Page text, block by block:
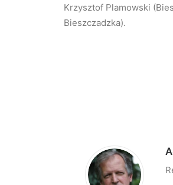
Krzysztof Plamowski
Bieszczadzka).